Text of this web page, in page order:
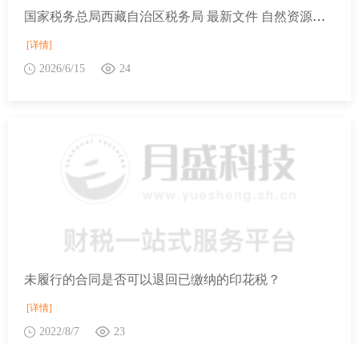
国家税务总局西藏自治区税务局 最新文件 自然资源部办公厅 公安部办公厅 国家税务总局办公厅 国家市场监督管理总局办公厅 国家金融监督管理总局办公厅关于做好企业购置不动产转移登记“高效办成一件事”的通知
[详情]
2026/6/15 24
未履行的合同是否可以退回已缴纳的印花税？
[详情]
2022/8/7 23